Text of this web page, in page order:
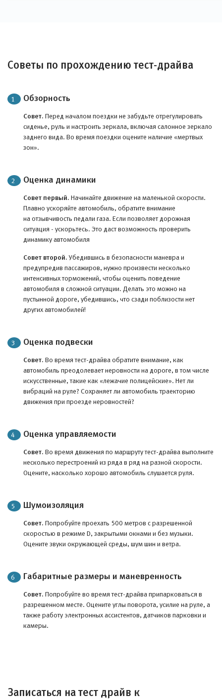
Советы по прохождению тест-драйва
Обзорность
Совет. Перед началом поездки не забудьте отрегулировать
сиденье, руль и настроить зеркала, включая салонное зеркало
заднего вида. Во время поездки оцените наличие «мертвых
зон».
Оценка динамики
Совет первый. Начинайте движение на маленькой скорости.
Плавно ускоряйте автомобиль, обратите внимание
на отзывчивость педали газа. Если позволяет дорожная
ситуация - ускорьтесь. Это даст возможность проверить
динамику автомобиля
Совет второй.Убедившись в безопасности маневра и
предупредив пассажиров, нужно произвести несколько
интенсивных торможений, чтобы оценить поведение
автомобиля в сложной ситуации. Делать это можно на
пустынной дороге, убедившись, что сзади поблизости нет
других автомобилей!
Оценка подвески
Совет. Во время тест-драйва обратите внимание, как
автомобиль преодолевает неровности на дороге, в том числе
искусственные, такие как «лежачие полицейские». Нет ли
вибраций на руле? Сохраняет ли автомобиль траекторию
движения при проезде неровностей?
Оценка управляемости
Совет. Во время движения по маршруту тест-драйва выполните
несколько перестроений из ряда в ряд на разной скорости.
Оцените, насколько хорошо автомобиль слушается руля.
Шумоизоляция
Совет. Попробуйте проехать 500 метров с разрешенной
скоростью в режиме D, закрытыми окнами и без музыки.
Оцените звуки окружающей среды, шум шин и ветра.
Габаритные размеры и маневренность
Совет. Попробуйте во время тест-драйва припарковаться в
разрешенном месте. Оцените углы поворота, усилие на руле, а
также работу электронных ассистентов, датчиков парковки и
камеры.
Записаться на тест драйв к